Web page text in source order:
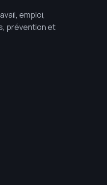
emploi,
prévention et